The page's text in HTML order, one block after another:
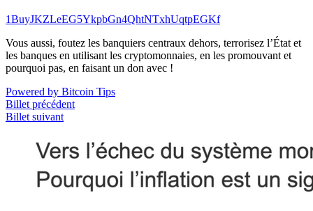
1BuyJKZLeEG5YkpbGn4QhtNTxhUqtpEGKf
Vous aussi, foutez les banquiers centraux dehors, terrorisez l’État et
les banques en utilisant les cryptomonnaies, en les promouvant et
pourquoi pas, en faisant un don avec !
Powered by Bitcoin Tips
Billet précédent
Billet suivant